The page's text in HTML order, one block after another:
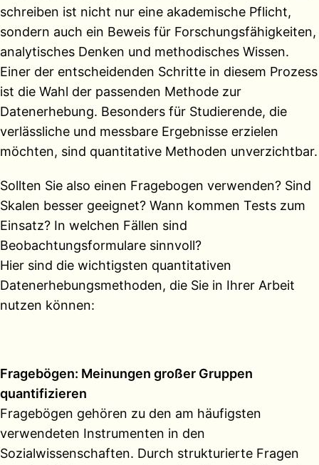
schreiben ist nicht nur eine akademische Pflicht,
sondern auch ein Beweis für Forschungsfähigkeiten,
analytisches Denken und methodisches Wissen.
Einer der entscheidenden Schritte in diesem Prozess
ist die Wahl der passenden Methode zur
Datenerhebung. Besonders für Studierende, die
verlässliche und messbare Ergebnisse erzielen
möchten, sind quantitative Methoden unverzichtbar.
Sollten Sie also einen Fragebogen verwenden? Sind
Skalen besser geeignet? Wann kommen Tests zum
Einsatz? In welchen Fällen sind
Beobachtungsformulare sinnvoll?
Hier sind die wichtigsten quantitativen
Datenerhebungsmethoden, die Sie in Ihrer Arbeit
nutzen können:
Fragebögen: Meinungen großer Gruppen
quantifizieren
Fragebögen gehören zu den am häufigsten
verwendeten Instrumenten in den
Sozialwissenschaften. Durch strukturierte Fragen